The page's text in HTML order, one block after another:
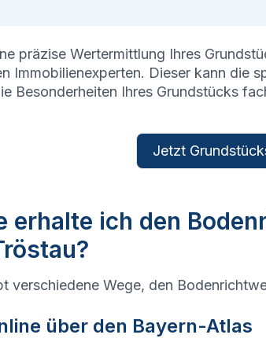
präzise Wertermittlung Ihres
Immobilienexperten. Dieser kann die
Besonderheiten Ihres Grundstücks
Jetzt
erhalte ich den
verschiedene Wege, den
über den Bayern-Atlas